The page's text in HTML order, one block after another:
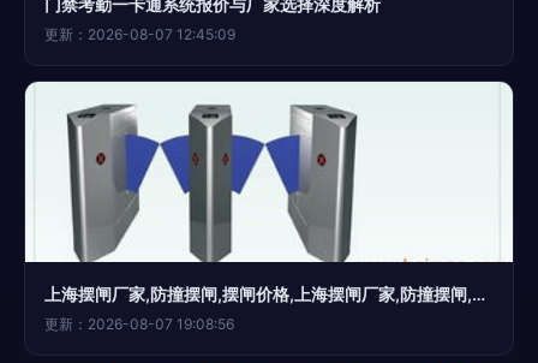
门禁考勤一卡通系统报价与厂家选择深度解析
更新：2026-08-07 12:45:09
上海摆闸厂家,防撞摆闸,摆闸价格,上海摆闸厂家,防撞摆闸,摆闸价格生产厂家,上海摆闸厂家,防撞摆闸,摆闸价格价格
更新：2026-08-07 19:08:56